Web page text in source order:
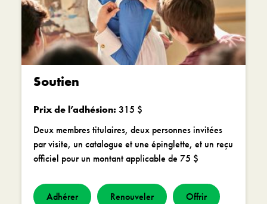
Soutien
Prix de l’adhésion: 315 $
Deux membres titulaires, deux personnes invitées
par visite, un catalogue et une épinglette, et un reçu
officiel pour un montant applicable de 75 $
Adhérer Renouveler Offrir